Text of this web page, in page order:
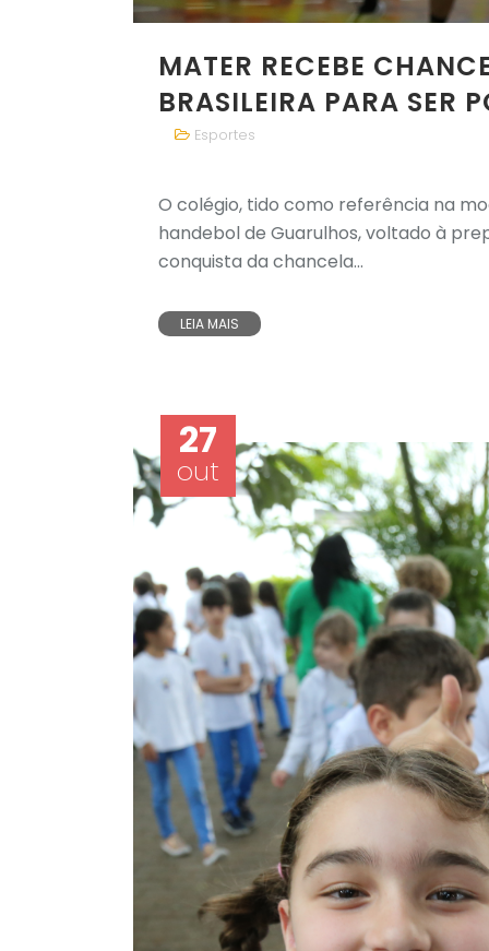
MATER RECEBE
BRASILEIRA PARA SER
Esportes
O colégio, tido como referência na
handebol de Guarulhos, voltado à
conquista da chancela...
LEIA MAIS
27
out